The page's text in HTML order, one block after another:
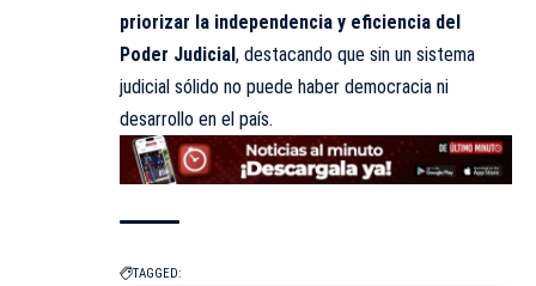
priorizar la independencia y eficiencia del
Poder Judicial, destacando que sin un sistema
judicial sólido no puede haber democracia ni
desarrollo en el país.
TAGGED: